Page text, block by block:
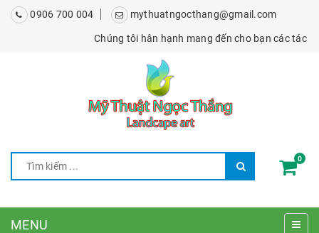
0906 700 004 mythuatngocthang@gmail.com
Chúng tôi hân hạnh mang đến cho bạn các tác phẩm
0
MENU